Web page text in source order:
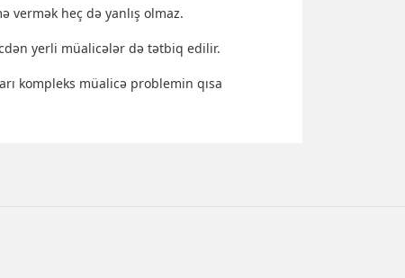
vermək heç də yanlış olmaz.
yerli müalicələr də tətbiq edilir.
kompleks müalicə problemin qısa